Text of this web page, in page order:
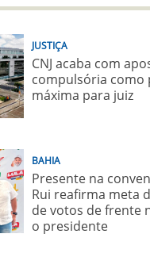
JUSTIÇA
CNJ acaba com
compulsória como
máxima para juiz
BAHIA
Presente na
Rui reafirma meta
de votos de frente
o presidente